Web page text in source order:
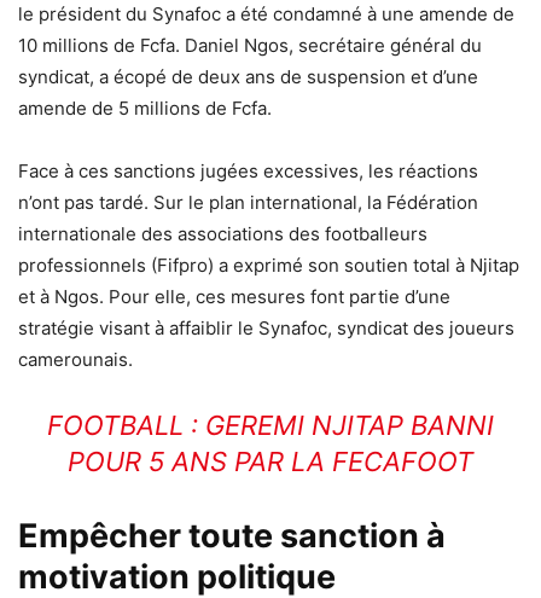
le président du Synafoc a été condamné à une amende de
10 millions de Fcfa. Daniel Ngos, secrétaire général du
syndicat, a écopé de deux ans de suspension et d’une
amende de 5 millions de Fcfa.
Face à ces sanctions jugées excessives, les réactions
n’ont pas tardé. Sur le plan international, la Fédération
internationale des associations des footballeurs
professionnels (Fifpro) a exprimé son soutien total à Njitap
et à Ngos. Pour elle, ces mesures font partie d’une
stratégie visant à affaiblir le Synafoc, syndicat des joueurs
camerounais.
FOOTBALL : GEREMI NJITAP BANNI
POUR 5 ANS PAR LA FECAFOOT
Empêcher toute sanction à
motivation politique